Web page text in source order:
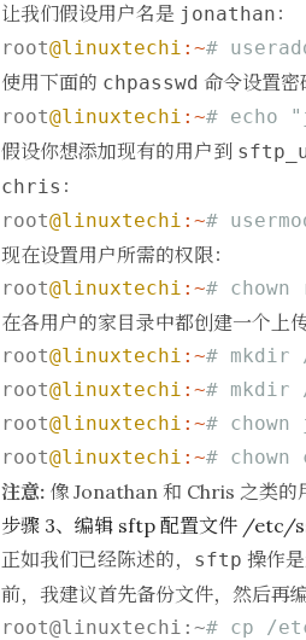
让我们假设用户名是 jonathan ：
root@linuxtechi :~#
使用下面的 chpasswd 命令设置密
root@linuxtechi :~# echo
假设你想添加现有的用户到
chris ：
root@linuxtechi :~#
现在设置用户所需的权限：
root@linuxtechi :~#
在各用户的家目录中都创建一个上
root@linuxtechi :~# mkdir
root@linuxtechi :~# mkdir
root@linuxtechi :~# chown
root@linuxtechi :~#
注意: 像 Jonathan 和 Chris 之类的
步骤 3、编辑 sftp 配置文件 /
正如我们已经陈述的， sftp 操作
前，我建议首先备份文件，然后再
root@linuxtechi:~# cp /